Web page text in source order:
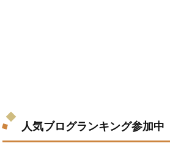
人気ブログランキング参加中